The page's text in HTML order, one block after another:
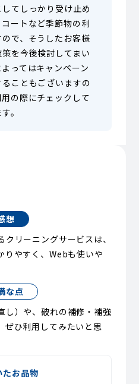
てしっかり受け止め
ートなど季節物の利
で、そうしたお客様
を今後検討してまい
ってはキャンペーン
こともございますの
の際にチェックして
。
想
リーニングサービスは、
りやすく、Webも使いや
な点
し）や、破れの補修・補強
ぜひ利用してみたいと思
たお品物